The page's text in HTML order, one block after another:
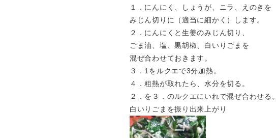
１．にんにく、しょうが、ニラ、えのきを
みじん切りに（適当に細かく）します。
２．にんにくと生姜のみじん切り、
ごま油、塩、黒胡椒、白いりごまを
混ぜ合わせておきます。
３．1をルクエで3分加熱。
４．粗熱が取れたら、水分を切る。
２．を３．のルクエにいれで混ぜ合わせる。
白いりごまを振り出来上がり